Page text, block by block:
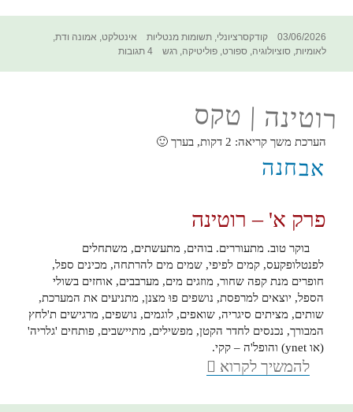
פורסם
בתאריך
03/06/2026 קטגוריות
קודקסרציונלי ,תשומות מנטליות תגיות
אינטלקט אמונה ודת
לאומיות ,סוציולוגיה ,ספורט ,פוליטיקה ,רגש 4 תגובות
על
רוטינה | טקס
הערכת משך קריאה: 2 דקות, בערך 🙂
אבחנה
פרק א' – רוטינה
בוקר טוב. מתעוררים. בוהים, מתעשתים, משתחלים
לפנטלופקעס, קמים לפיפי, שמים מים להרתחה, מכינים ספל,
חופרים מנת קפה שחור, מוזגים מים, מערבבים, אוחזים בשולי
הספל, יוצאים למרפסת, נושפים פוּ מצנן, מתניעים את המערכת,
שותים, מציתים סיגריה, שואפים, לוגמים, נושפים, מרגישים ת'לחץ
המבורך, נכנסים לחדר הקטן, מפשילים, מתיישבים, פותחים 'גלריה'
(או ynet) והופל'ה – קקי.
להמשיך לקרוא